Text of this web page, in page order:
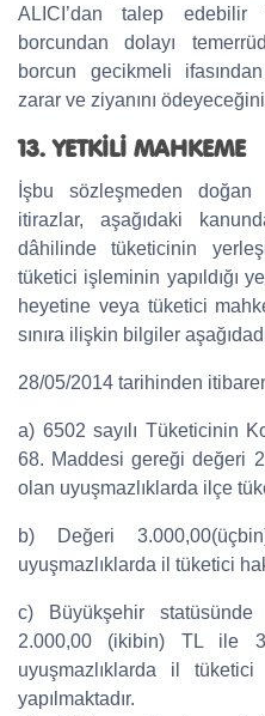
ALICI’dan talep edebilir
borcundan dolayı
borcun gecikmeli ifasından
zarar ve ziyanını
13. YETKİLİ MAHKEME
İşbu sözleşmeden doğan
itirazlar, aşağıdaki
dâhilinde tüketicinin
tüketici işleminin yapıldığı
heyetine veya tüketici
sınıra ilişkin bilgiler
28/05/2014 tarihinden
a) 6502 sayılı Tüketicinin
68. Maddesi gereği değeri
olan uyuşmazlıklarda ilçe
b) Değeri
uyuşmazlıklarda il tüketici
c) Büyükşehir
2.000,00 (ikibin) TL ile
uyuşmazlıklarda il
yapılmaktadır.